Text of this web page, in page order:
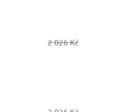
2 026 Kč